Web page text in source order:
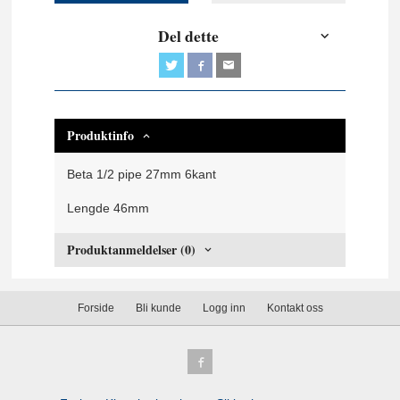
Del dette
Produktinfo
Beta 1/2 pipe 27mm 6kant
Lengde 46mm
Produktanmeldelser (0)
Forside Bli kunde Logg inn Kontakt oss